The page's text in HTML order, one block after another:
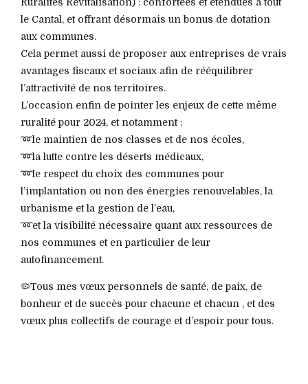
le Cantal, et offrant désormais un bonus de dotation
aux communes.
Cela permet aussi de proposer aux entreprises de vrais
avantages fiscaux et sociaux afin de rééquilibrer
l’attractivité de nos territoires.
L’occasion enfin de pointer les enjeux de cette même
ruralité pour 2024, et notamment :
➿le maintien de nos classes et de nos écoles,
➿la lutte contre les déserts médicaux,
➿le respect du choix des communes pour
l’implantation ou non des énergies renouvelables, la
urbanisme et la gestion de l’eau,
➿et la visibilité nécessaire quant aux ressources de
nos communes et en particulier de leur
autofinancement.
🦠Tous mes vœux personnels de santé, de paix, de
bonheur et de succès pour chacune et chacun , et des
vœux plus collectifs de courage et d’espoir pour tous.